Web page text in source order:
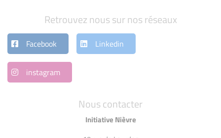
Nous contacter
Initiative Nièvre
Retrouvez nous sur nos réseaux
Facebook Linkedin
instagram